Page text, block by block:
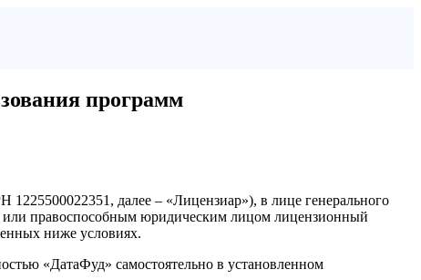
программ
далее – «Лицензиар»), в лице генерального
или правоспособным юридическим лицом лицензионный
ниже условиях.
«ДатаФуд» самостоятельно в установленном